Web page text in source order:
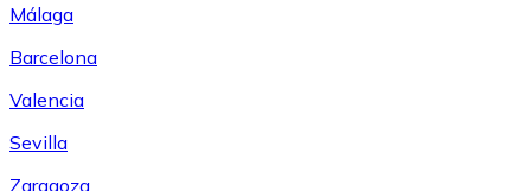
Málaga
Barcelona
Valencia
Sevilla
Zaragoza